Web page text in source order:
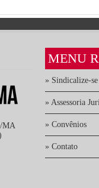
MA
MENU
» Sindicalize-se
» Assessoria
» Convênios
» Contato